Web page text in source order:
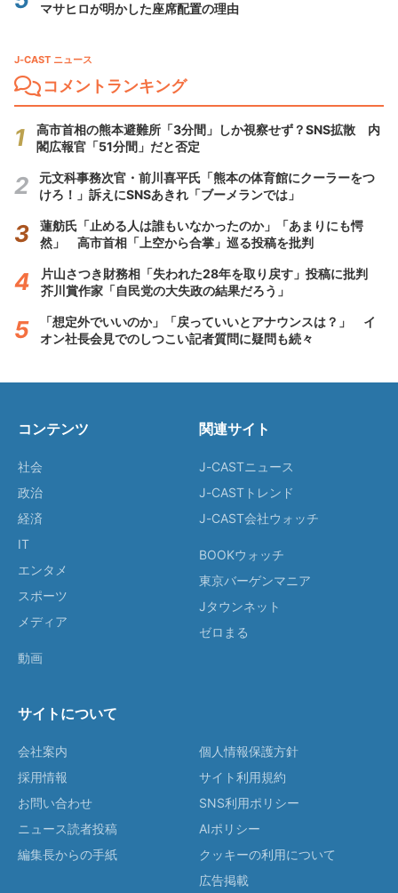
マサヒロが明かした座席配置の理由
J-CAST ニュース
コメントランキング
高市首相の熊本避難所「3分間」しか視察せず？SNS拡散 内
閣広報官「51分間」だと否定
元文科事務次官・前川喜平氏「熊本の体育館にクーラーをつ
けろ！」訴えにSNSあきれ「ブーメランでは」
蓮舫氏「止める人は誰もいなかったのか」「あまりにも愕
然」 高市首相「上空から合掌」巡る投稿を批判
片山さつき財務相「失われた28年を取り戻す」投稿に批判
芥川賞作家「自民党の大失政の結果だろう」
「想定外でいいのか」「戻っていいとアナウンスは？」 イ
オン社長会見でのしつこい記者質問に疑問も続々
コンテンツ
社会
政治
経済
IT
エンタメ
スポーツ
メディア
動画
関連サイト
J-CASTニュース
J-CASTトレンド
J-CAST会社ウォッチ
BOOKウォッチ
東京バーゲンマニア
Jタウンネット
ゼロまる
サイトについて
会社案内
採用情報
お問い合わせ
ニュース読者投稿
編集長からの手紙
個人情報保護方針
サイト利用規約
SNS利用ポリシー
AIポリシー
クッキーの利用について
広告掲載